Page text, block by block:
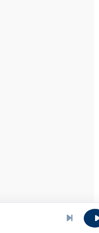
BElongi - Chorales